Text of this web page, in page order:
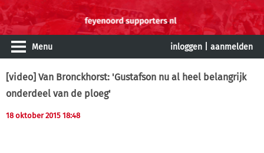
Menu inloggen aanmelden
[video] Van Bronckhorst: 'Gustafson nu al heel belangrijk
onderdeel van de ploeg'
18 oktober 2015 18:48